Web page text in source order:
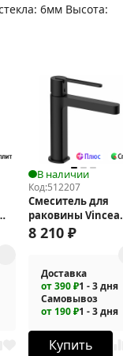
6мм Высота:
В наличии
Код:512207
Смеситель для
раковины Vincea
Rondo VBF-1R1MB
8 210 ₽
Доставка
от 390 ₽1 - 3 дня
Самовывоз
от 190 ₽1 - 3 дня
Купить